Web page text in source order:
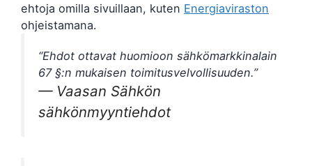
ehtoja omilla sivuillaan, kuten Energiaviraston
ohjeistamana.
“Ehdot ottavat huomioon sähkömarkkinalain
67 §:n mukaisen toimitusvelvollisuuden.”
— Vaasan Sähkön
sähkönmyyntiehdot